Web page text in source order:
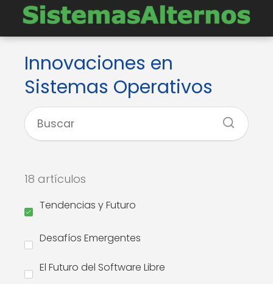
Innovaciones en
Sistemas Operativos
18 artículos
Tendencias y Futuro
Desafíos Emergentes
El Futuro del Software Libre